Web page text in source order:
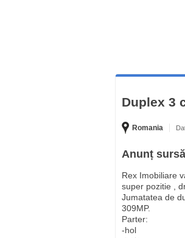
Duplex 3
Romania
Anunț
Rex Imobiliare
super pozitie ,
Jumatatea de
309MP.
Parter:
-hol